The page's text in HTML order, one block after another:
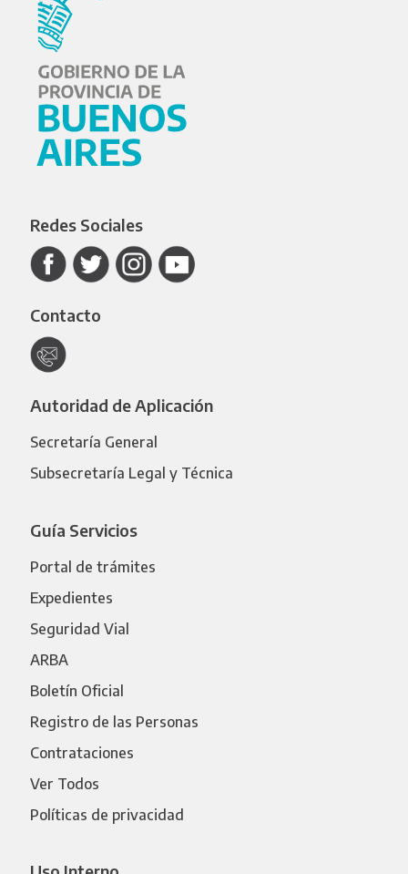
Redes Sociales
Contacto
Autoridad de Aplicación
Secretaría General
Subsecretaría Legal y Técnica
Guía Servicios
Portal de trámites
Expedientes
Seguridad Vial
ARBA
Boletín Oficial
Registro de las Personas
Contrataciones
Ver Todos
Políticas de privacidad